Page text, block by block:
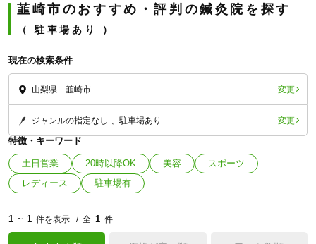
韮崎市のおすすめ・評判の鍼灸院を探す
駐車場あり
現在の検索条件
山梨県 韮崎市 変更
ジャンルの指定なし 駐車場あり 変更
特徴・キーワード
土日営業 20時以降OK 美容
スポーツ
レディース
駐車場有
1 ~ 1 件を表示 全 1 件
「健康にはりを見た」